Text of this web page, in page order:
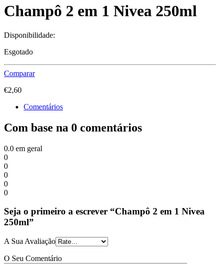
Champô 2 em 1 Nivea 250ml
Disponibilidade:
Esgotado
Comparar
€2,60
Comentários
Com base na 0 comentários
0.0 em geral
0
0
0
0
0
Seja o primeiro a escrever “Champô 2 em 1 Nivea
250ml”
A Sua Avaliação
O Seu Comentário